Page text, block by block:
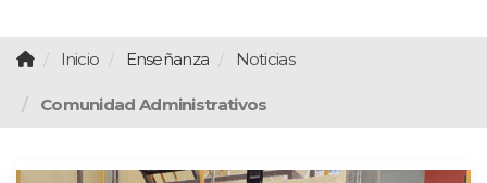
Inicio Enseñanza Noticias
Comunidad Administrativos